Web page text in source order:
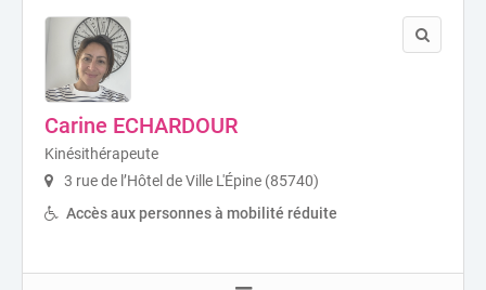
Carine ECHARDOUR
Kinésithérapeute
3 rue de l’Hôtel de Ville L'Épine (85740)
Accès aux personnes à mobilité réduite